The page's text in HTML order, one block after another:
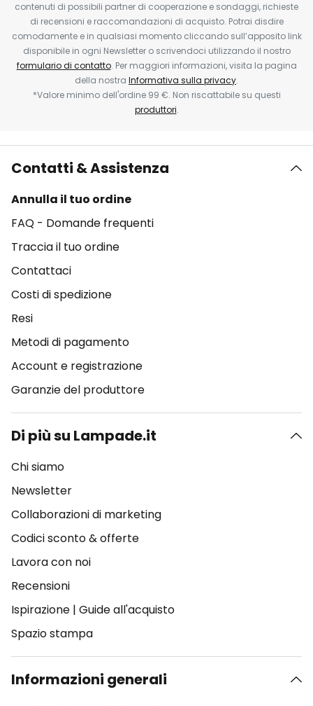
contenuti di possibili partner di cooperazione e sondaggi, richieste
di recensioni e raccomandazioni di acquisto. Potrai disdire
comodamente e in qualsiasi momento cliccando sull’apposito link
disponibile in ogni Newsletter o scrivendoci utilizzando il nostro
formulario di contatto. Per maggiori informazioni, visita la pagina
della nostra Informativa sulla privacy.
*Valore minimo dell'ordine 99 €. Non riscattabile su questi
produttori.
Contatti & Assistenza
Annulla il tuo ordine
FAQ - Domande frequenti
Traccia il tuo ordine
Contattaci
Costi di spedizione
Resi
Metodi di pagamento
Account e registrazione
Garanzie del produttore
Di più su Lampade.it
Chi siamo
Newsletter
Collaborazioni di marketing
Codici sconto & offerte
Lavora con noi
Recensioni
Ispirazione | Guide all'acquisto
Spazio stampa
Informazioni generali